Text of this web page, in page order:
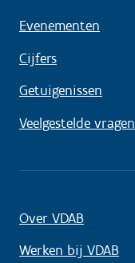
Evenementen
Cijfers
Getuigenissen
Veelgestelde vragen
Over VDAB
Werken bij VDAB